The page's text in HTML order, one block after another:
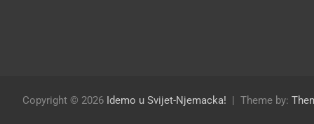
Copyright © 2026 Idemo u Svijet-Njemacka! Theme by: